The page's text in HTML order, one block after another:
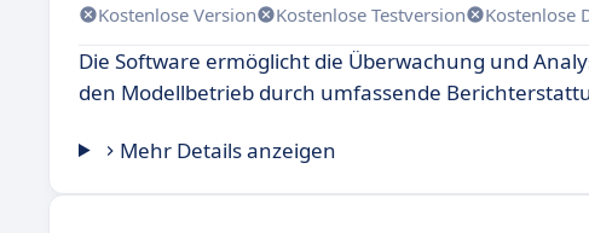
Kostenlose Version Kostenlose Testversion Kostenlose
Die Software ermöglicht die Überwachung und
den Modellbetrieb durch umfassende
Mehr Details anzeigen